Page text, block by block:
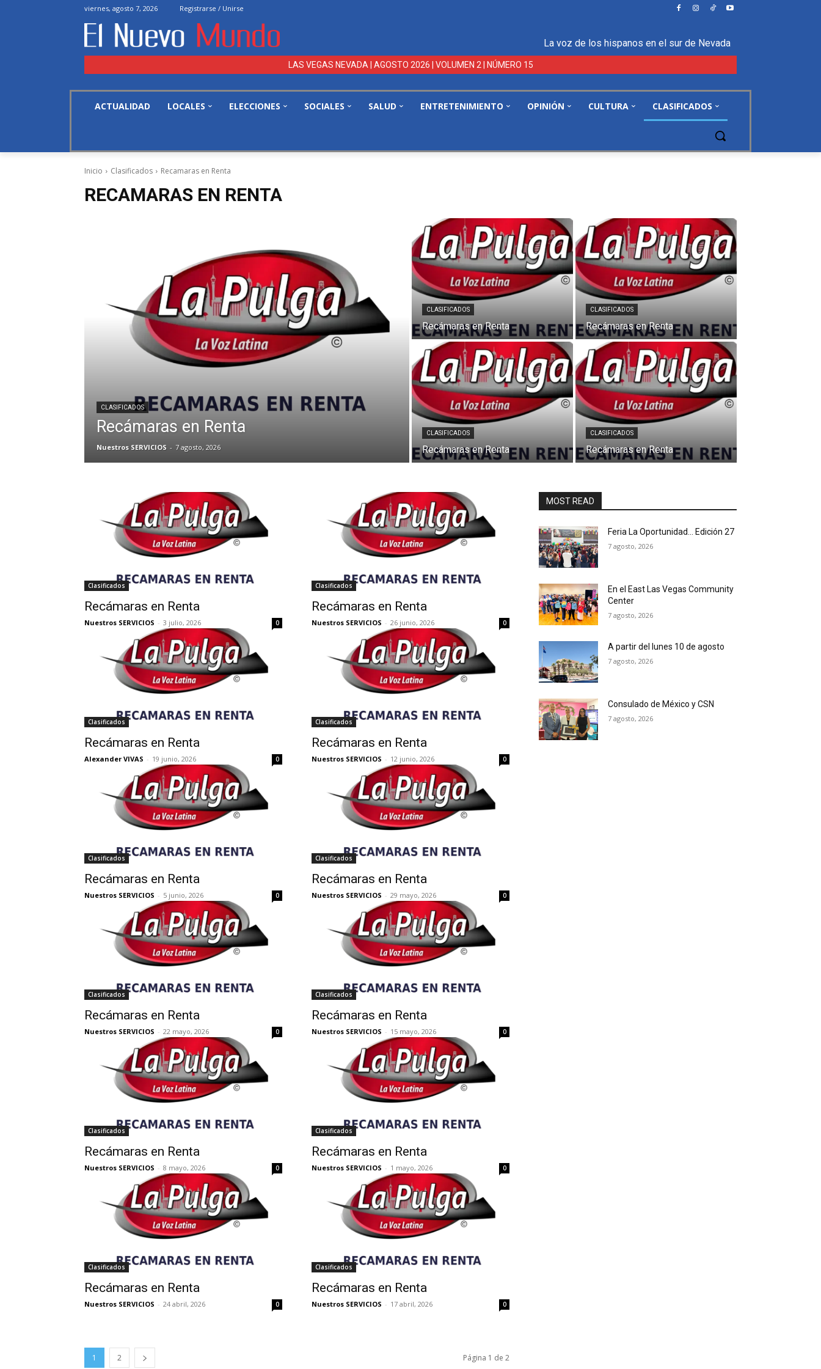
viernes, agosto 7, 2026 Registrarse / Unirse
La voz de los hispanos en el sur de Nevada
LAS VEGAS NEVADA | AGOSTO 2026 | VOLUMEN 2 | NÚMERO 15
ACTUALIDAD LOCALES ELECCIONES SOCIALES SALUD ENTRETENIMIENTO OPINIÓN CULTURA CLASIFICADOS
Inicio Clasificados Recamaras en Renta
RECAMARAS EN RENTA
CLASIFICADOS
Recámaras en Renta
Nuestros SERVICIOS - 7 agosto, 2026
CLASIFICADOS
Recámaras en Renta
CLASIFICADOS
Recámaras en Renta
CLASIFICADOS
Recámaras en Renta
CLASIFICADOS
Recámaras en Renta
Clasificados
Recámaras en Renta
Nuestros SERVICIOS - 3 julio, 2026 0
Clasificados
Recámaras en Renta
Nuestros SERVICIOS - 26 junio, 2026 0
Clasificados
Recámaras en Renta
Alexander VIVAS - 19 junio, 2026 0
Clasificados
Recámaras en Renta
Nuestros SERVICIOS - 12 junio, 2026 0
Clasificados
Recámaras en Renta
Nuestros SERVICIOS - 5 junio, 2026 0
Clasificados
Recámaras en Renta
Nuestros SERVICIOS - 29 mayo, 2026 0
Clasificados
Recámaras en Renta
Nuestros SERVICIOS - 22 mayo, 2026 0
Clasificados
Recámaras en Renta
Nuestros SERVICIOS - 15 mayo, 2026 0
Clasificados
Recámaras en Renta
Nuestros SERVICIOS - 8 mayo, 2026 0
Clasificados
Recámaras en Renta
Nuestros SERVICIOS - 1 mayo, 2026 0
Clasificados
Recámaras en Renta
Nuestros SERVICIOS - 24 abril, 2026 0
Clasificados
Recámaras en Renta
Nuestros SERVICIOS - 17 abril, 2026 0
1 2 Página 1 de 2
MOST READ
Feria La Oportunidad… Edición 27
7 agosto, 2026
En el East Las Vegas Community
Center
7 agosto, 2026
A partir del lunes 10 de agosto
7 agosto, 2026
Consulado de México y CSN
7 agosto, 2026